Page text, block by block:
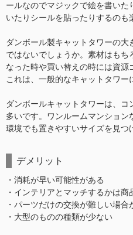
ールなのでマジックで絵を書い
いたりシールを貼ったりするのも
ダンボール製キャットタワーの大
ではないでしょうか。素材はも
なった時や買い替えの時には資源
これは、一般的なキャットタワー
ダンボールキャットタワーは、
多いです。ワンルームマンション
環境でも置きやすいサイズを見つ
デメリット
・消耗が早い可能性がある
・インテリアとマッチするかは商
・パーツだけの交換が難しい場合
・大型のものの種類が少ない